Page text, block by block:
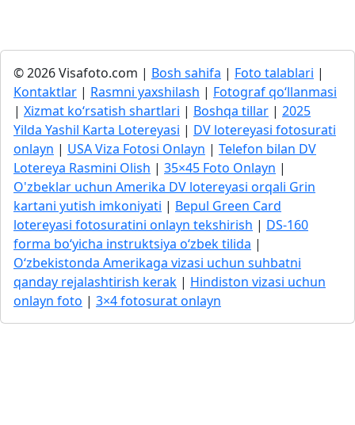
© 2026 Visafoto.com | Bosh sahifa | Foto talablari |
Kontaktlar | Rasmni yaxshilash | Fotograf qo‘llanmasi
| Xizmat ko‘rsatish shartlari | Boshqa tillar | 2025
Yilda Yashil Karta Lotereyasi | DV lotereyasi fotosurati
onlayn | USA Viza Fotosi Onlayn | Telefon bilan DV
Lotereya Rasmini Olish | 35×45 Foto Onlayn |
O'zbeklar uchun Amerika DV lotereyasi orqali Grin
kartani yutish imkoniyati | Bepul Green Card
lotereyasi fotosuratini onlayn tekshirish | DS-160
forma bo‘yicha instruktsiya o‘zbek tilida |
O‘zbekistonda Amerikaga vizasi uchun suhbatni
qanday rejalashtirish kerak | Hindiston vizasi uchun
onlayn foto | 3×4 fotosurat onlayn